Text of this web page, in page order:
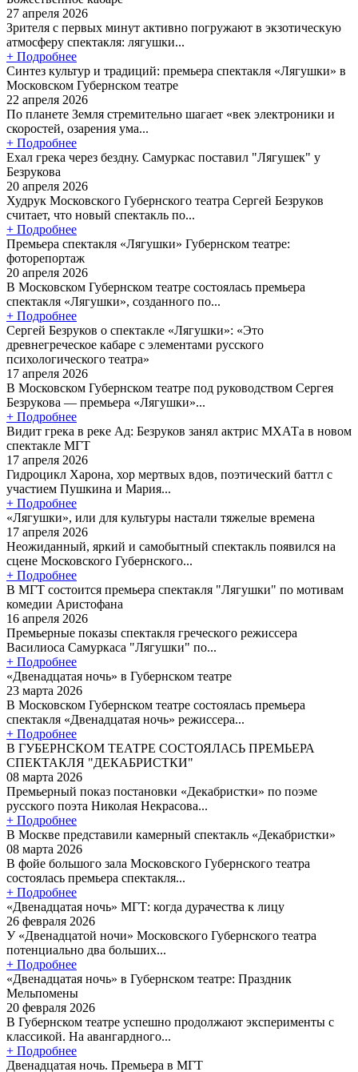
27 апреля 2026
Зрителя с первых минут активно погружают в экзотическую
атмосферу спектакля: лягушки...
+ Подробнее
Синтез культур и традиций: премьера спектакля «Лягушки» в
Московском Губернском театре
22 апреля 2026
По планете Земля стремительно шагает «век электроники и
скоростей, озарения ума...
+ Подробнее
Ехал грека через бездну. Самуркас поставил "Лягушек" у
Безрукова
20 апреля 2026
Худрук Московского Губернского театра Сергей Безруков
считает, что новый спектакль по...
+ Подробнее
Премьера спектакля «Лягушки» Губернском театре:
фоторепортаж
20 апреля 2026
В Московском Губернском театре состоялась премьера
спектакля «Лягушки», созданного по...
+ Подробнее
Сергей Безруков о спектакле «Лягушки»: «Это
древнегреческое кабаре с элементами русского
психологического театра»
17 апреля 2026
В Московском Губернском театре под руководством Сергея
Безрукова — премьера «Лягушки»...
+ Подробнее
Видит грека в реке Ад: Безруков занял актрис МХАТа в новом
спектакле МГТ
17 апреля 2026
Гидроцикл Харона, хор мертвых вдов, поэтический баттл с
участием Пушкина и Мария...
+ Подробнее
«Лягушки», или для культуры настали тяжелые времена
17 апреля 2026
Неожиданный, яркий и самобытный спектакль появился на
сцене Московского Губернского...
+ Подробнее
В МГТ состоится премьера спектакля "Лягушки" по мотивам
комедии Аристофана
16 апреля 2026
Премьерные показы спектакля греческого режиссера
Василиоса Самуркаса "Лягушки" по...
+ Подробнее
«Двенадцатая ночь» в Губернском театре
23 марта 2026
В Московском Губернском театре состоялась премьера
спектакля «Двенадцатая ночь» режиссера...
+ Подробнее
В ГУБЕРНСКОМ ТЕАТРЕ СОСТОЯЛАСЬ ПРЕМЬЕРА
СПЕКТАКЛЯ "ДЕКАБРИСТКИ"
08 марта 2026
Премьерный показ постановки «Декабристки» по поэме
русского поэта Николая Некрасова...
+ Подробнее
В Москве представили камерный спектакль «Декабристки»
08 марта 2026
В фойе большого зала Московского Губернского театра
состоялась премьера спектакля...
+ Подробнее
«Двенадцатая ночь» МГТ: когда дурачества к лицу
26 февраля 2026
У «Двенадцатой ночи» Московского Губернского театра
потенциально два больших...
+ Подробнее
«Двенадцатая ночь» в Губернском театре: Праздник
Мельпомены
20 февраля 2026
В Губернском театре успешно продолжают эксперименты с
классикой. На авангардного...
+ Подробнее
Двенадцатая ночь. Премьера в МГТ